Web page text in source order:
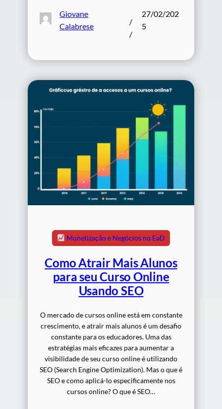
Giovane
Calabrese
/
/
27/02/202
5
Monetização e Negócios no EaD
Como Atrair Mais Alunos
para seu Curso Online
Usando SEO
O mercado de cursos online está em constante
crescimento, e atrair mais alunos é um desafio
constante para os educadores. Uma das
estratégias mais eficazes para aumentar a
visibilidade de seu curso online é utilizando
SEO (Search Engine Optimization). Mas o que é
SEO e como aplicá-lo especificamente nos
cursos online? O que é SEO…